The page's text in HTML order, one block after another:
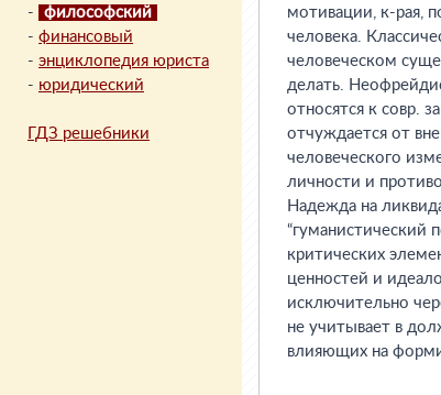
-
философский
- финансовый
- энциклопедия юриста
- юридический
ГДЗ решебники
мотивации, к-рая,
человека.
человеческом
делать.
относятся к совр.
отчуждается от
человеческого
личности и
Надежда на
“гуманистический
критических
ценностей и
исключительно
не учитывает в
влияющих на